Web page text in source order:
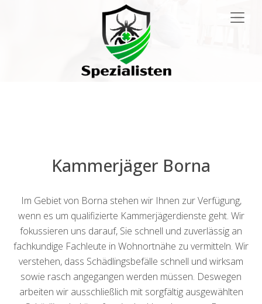
Kammerjäger Borna
Im Gebiet von Borna stehen wir Ihnen zur Verfügung,
wenn es um qualifizierte Kammerjägerdienste geht. Wir
fokussieren uns darauf, Sie schnell und zuverlässig an
fachkundige Fachleute in Wohnortnähe zu vermitteln. Wir
verstehen, dass Schädlingsbefälle schnell und wirksam
sowie rasch angegangen werden müssen. Deswegen
arbeiten wir ausschließlich mit sorgfältig ausgewählten